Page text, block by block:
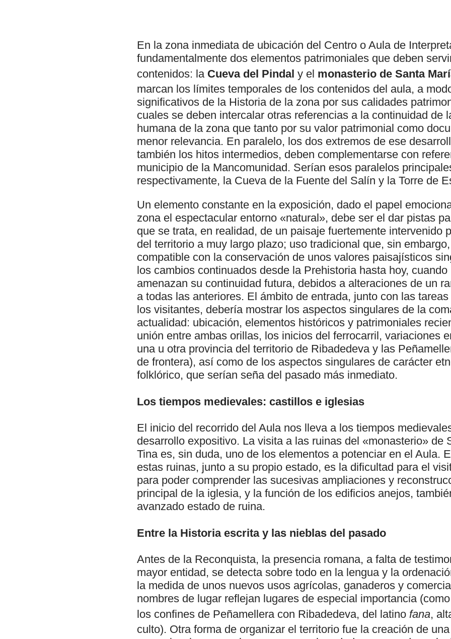
En la zona inmediata de ubicación del Centro o Aula de
fundamentalmente dos elementos patrimoniales que deben
contenidos: la Cueva del Pindal y el monasterio de Santa
marcan los límites temporales de los contenidos del aula, a
significativos de la Historia de la zona por sus calidades
cuales se deben intercalar otras referencias a la continuidad de
humana de la zona que tanto por su valor patrimonial como
menor relevancia. En paralelo, los dos extremos de ese
también los hitos intermedios, deben complementarse con
municipio de la Mancomunidad. Serían esos paralelos
respectivamente, la Cueva de la Fuente del Salín y la Torre de
Un elemento constante en la exposición, dado el papel
zona el espectacular entorno «natural», debe ser el dar pistas
que se trata, en realidad, de un paisaje fuertemente intervenido
del territorio a muy largo plazo; uso tradicional que, sin
compatible con la conservación de unos valores paisajísticos
los cambios continuados desde la Prehistoria hasta hoy,
amenazan su continuidad futura, debidos a alteraciones de un
a todas las anteriores. El ámbito de entrada, junto con las
los visitantes, debería mostrar los aspectos singulares de la
actualidad: ubicación, elementos históricos y patrimoniales
unión entre ambas orillas, los inicios del ferrocarril, variaciones
una u otra provincia del territorio de Ribadedeva y las
de frontera), así como de los aspectos singulares de carácter
folklórico, que serían seña del pasado más inmediato.
Los tiempos medievales: castillos e iglesias
El inicio del recorrido del Aula nos lleva a los tiempos
desarrollo expositivo. La visita a las ruinas del «monasterio» de
Tina es, sin duda, uno de los elementos a potenciar en el Aula.
estas ruinas, junto a su propio estado, es la dificultad para el
para poder comprender las sucesivas ampliaciones y
principal de la iglesia, y la función de los edificios anejos,
avanzado estado de ruina.
Entre la Historia escrita y las nieblas del pasado
Antes de la Reconquista, la presencia romana, a falta de
mayor entidad, se detecta sobre todo en la lengua y la
la medida de unos nuevos usos agrícolas, ganaderos y
nombres de lugar reflejan lugares de especial importancia
los confines de Peñamellera con Ribadedeva, del latino fana,
culto). Otra forma de organizar el territorio fue la creación de